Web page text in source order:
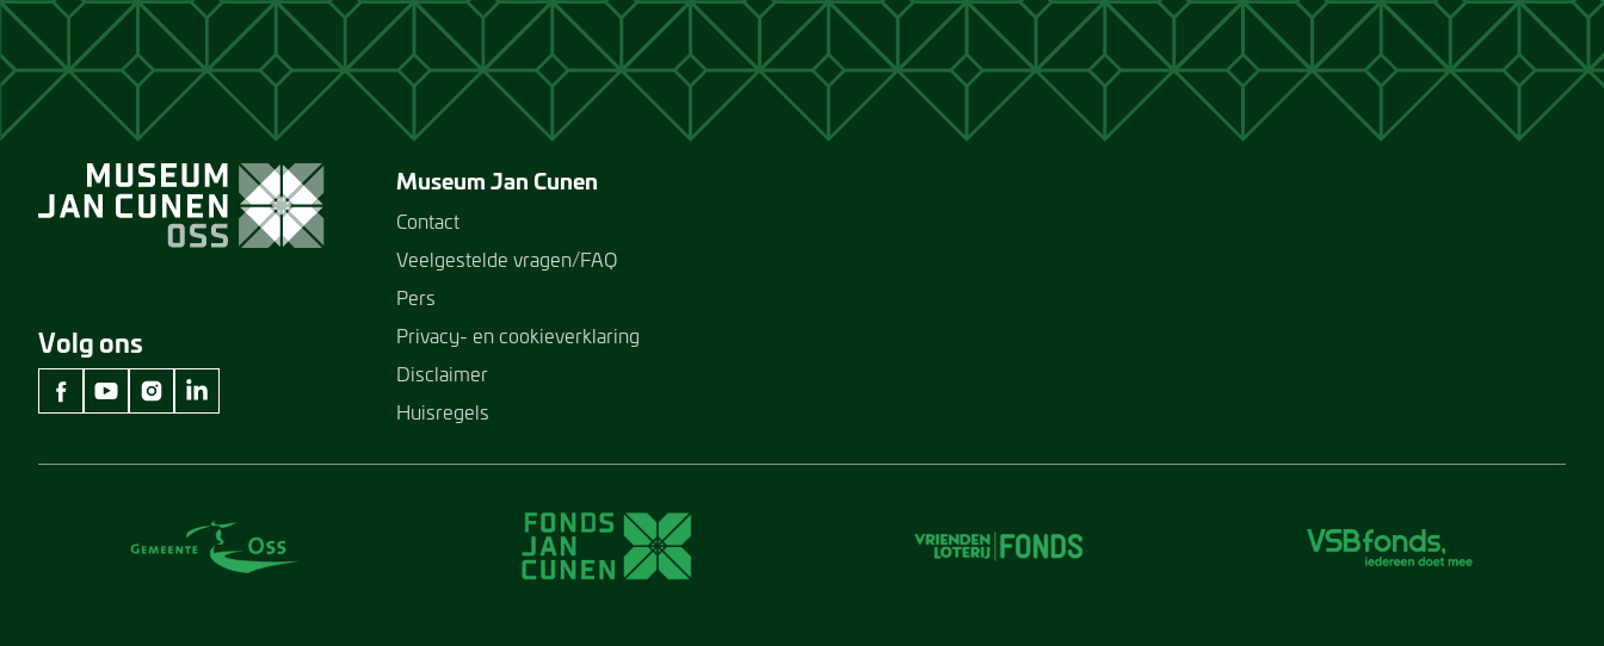
Volg ons
facebook Museum Jan Cunen
youtube Museum Jan Cunen
instagram Museum Jan Cunen
linkedin Museum Jan Cunen
Museum Jan Cunen
Contact
Veelgestelde vragen/FAQ
Pers
Privacy- en cookieverklaring
Disclaimer
Huisregels